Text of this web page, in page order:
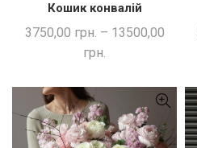
ШВИДКА ПОКУПКА
Кошик конвалій
3750,00 грн. – 13500,00
грн.